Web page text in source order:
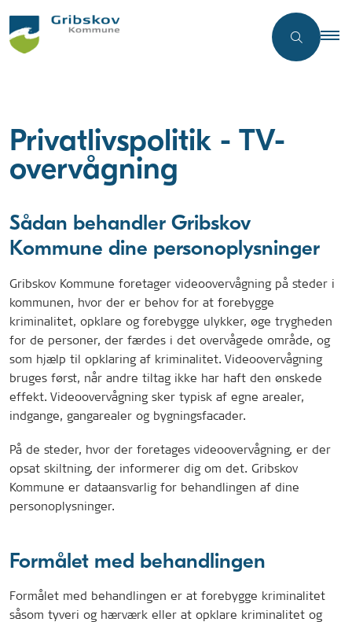
Privatlivspolitik - TV-
overvågning
Sådan behandler Gribskov
Kommune dine personoplysninger
Gribskov Kommune foretager videoovervågning på steder i
kommunen, hvor der er behov for at forebygge
kriminalitet, opklare og forebygge ulykker, øge trygheden
for de personer, der færdes i det overvågede område, og
som hjælp til opklaring af kriminalitet. Videoovervågning
bruges først, når andre tiltag ikke har haft den ønskede
effekt. Videoovervågning sker typisk af egne arealer,
indgange, gangarealer og bygningsfacader.
På de steder, hvor der foretages videoovervågning, er der
opsat skiltning, der informerer dig om det. Gribskov
Kommune er dataansvarlig for behandlingen af dine
personoplysninger.
Formålet med behandlingen
Formålet med behandlingen er at forebygge kriminalitet
såsom tyveri og hærværk eller at opklare kriminalitet og